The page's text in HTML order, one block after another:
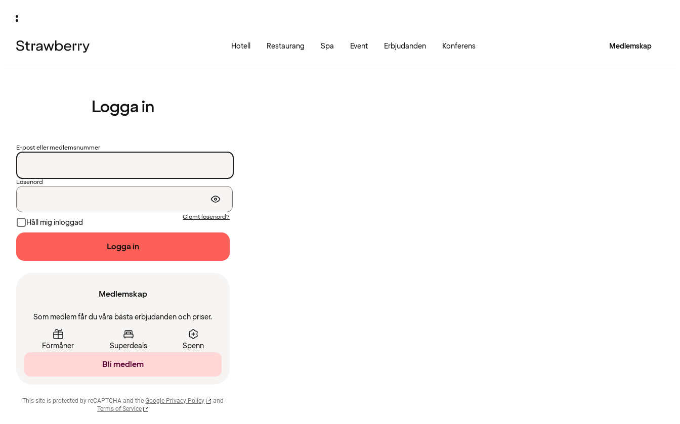
Hotell Restaurang Spa Event Erbjudanden Konferens Medlemskap
Logga in
E-post eller medlemsnummer
Lösenord
Håll mig inloggad
Glömt lösenord?
Logga in
Medlemskap
Som medlem får du våra bästa erbjudanden och priser.
Förmåner Superdeals Spenn
Bli medlem
This site is protected by reCAPTCHA and the Google Privacy Policy
and
Terms of Service